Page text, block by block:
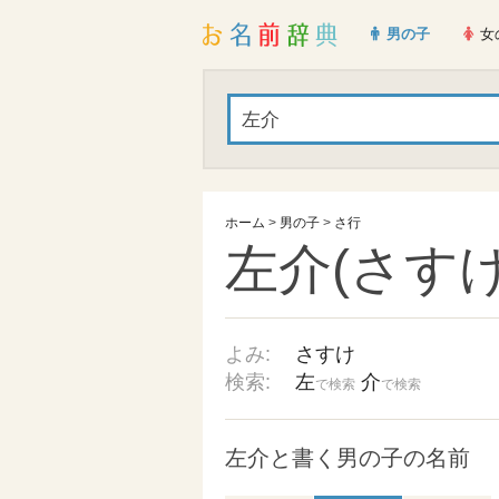
男の子 女
ホーム > 男の子 > さ行
左介(さす
よみ:
さすけ
検索:
左で検索 介で検索
左介と書く男の子の名前